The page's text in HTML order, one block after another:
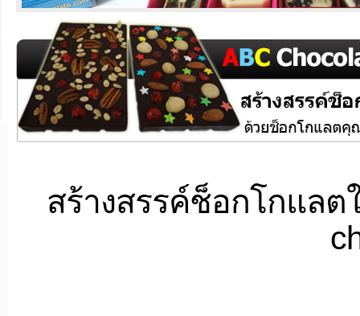
สร้างสรรค์ช็อกโกแล